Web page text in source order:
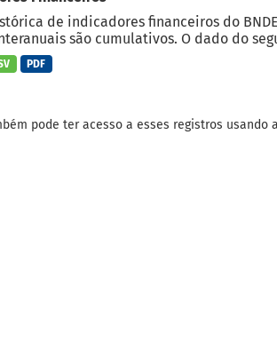
de indicadores financeiros do
são cumulativos. O dado do
PDF
pode ter acesso a esses registros usando a